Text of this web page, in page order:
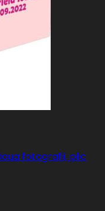
fotografii, plic